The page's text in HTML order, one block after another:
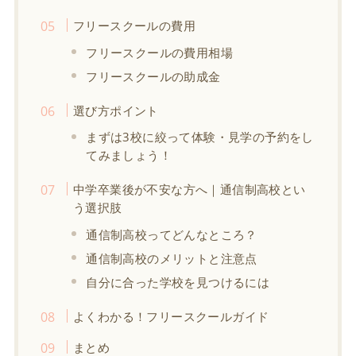
フリースクールの費用
フリースクールの費用相場
フリースクールの助成金
選び方ポイント
まずは3校に絞って体験・見学の予約をし
てみましょう！
中学卒業後が不安な方へ｜通信制高校とい
う選択肢
通信制高校ってどんなところ？
通信制高校のメリットと注意点
自分に合った学校を見つけるには
よくわかる！フリースクールガイド
まとめ